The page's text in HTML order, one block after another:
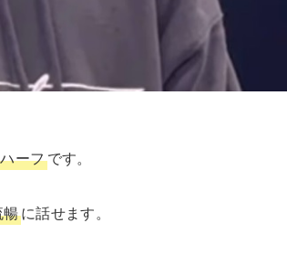
ーフです。
暢に話せます。